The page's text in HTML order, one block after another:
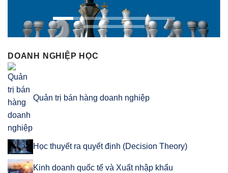
DOANH NGHIỆP HỌC
Quản trị bán hàng doanh nghiệp
Học thuyết ra quyết định (Decision Theory)
Kinh doanh quốc tế và Xuất nhập khẩu